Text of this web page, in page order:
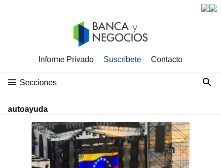
Informe Privado Suscríbete Contacto
Secciones
autoayuda